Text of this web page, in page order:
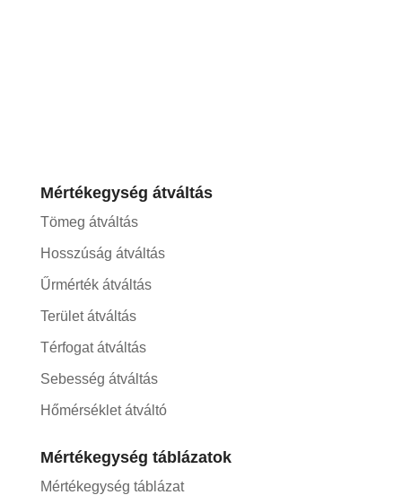
Mértékegység átváltás
Tömeg átváltás
Hosszúság átváltás
Űrmérték átváltás
Terület átváltás
Térfogat átváltás
Sebesség átváltás
Hőmérséklet átváltó
Mértékegység táblázatok
Mértékegység táblázat